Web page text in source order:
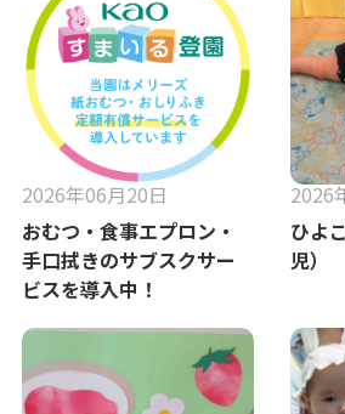
2026年06月20日
おむつ・食事エプロン・
手口拭きのサブスクサー
ビスを導入中！
2026
ひよ
児）